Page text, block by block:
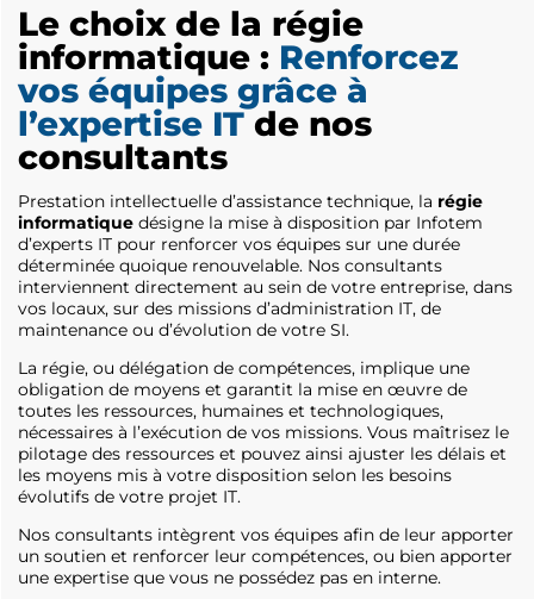
Le choix de la régie
informatique : Renforcez
vos équipes grâce à
l’expertise IT de nos
consultants
Prestation intellectuelle d’assistance technique, la régie
informatique désigne la mise à disposition par Infotem
d’experts IT pour renforcer vos équipes sur une durée
déterminée quoique renouvelable. Nos consultants
interviennent directement au sein de votre entreprise, dans
vos locaux, sur des missions d’administration IT, de
maintenance ou d’évolution de votre SI.
La régie, ou délégation de compétences, implique une
obligation de moyens et garantit la mise en œuvre de
toutes les ressources, humaines et technologiques,
nécessaires à l’exécution de vos missions. Vous maîtrisez le
pilotage des ressources et pouvez ainsi ajuster les délais et
les moyens mis à votre disposition selon les besoins
évolutifs de votre projet IT.
Nos consultants intègrent vos équipes afin de leur apporter
un soutien et renforcer leur compétences, ou bien apporter
une expertise que vous ne possédez pas en interne.